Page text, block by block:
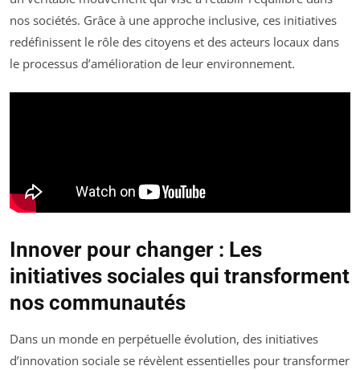
nos sociétés. Grâce à une approche inclusive, ces initiatives
redéfinissent le rôle des citoyens et des acteurs locaux dans
le processus d’amélioration de leur environnement.
Innover pour changer : Les
initiatives sociales qui transforment
nos communautés
Dans un monde en perpétuelle évolution, des initiatives
d’innovation sociale se révèlent essentielles pour transformer